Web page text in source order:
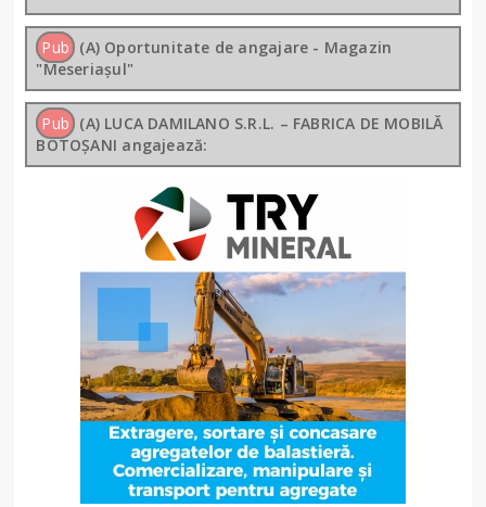
Pub (A) Oportunitate de angajare - Magazin
"Meseriașul"
Pub (A) LUCA DAMILANO S.R.L. – FABRICA DE MOBILĂ
BOTOȘANI angajează: